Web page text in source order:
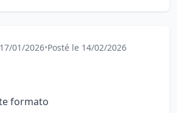
01/2026•Posté le 14/02/2026
formato